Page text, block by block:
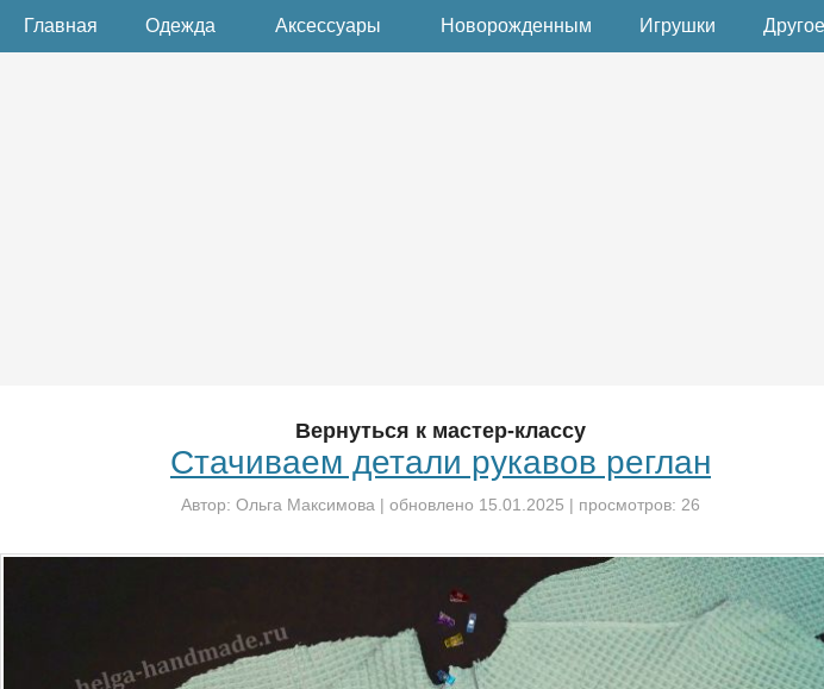
Главная Одежда Аксессуары Новорожденным Игрушки Другое
Вернуться к мастер-классу
Стачиваем детали рукавов реглан
Автор: Ольга Максимова | обновлено 15.01.2025 | просмотров: 26